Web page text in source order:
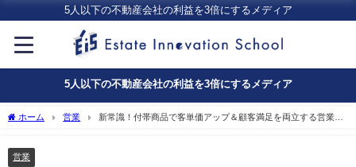
5人以下の不動産会社の利益を3倍にするメディア
5人以下の不動産会社の利益を3倍にするメディア
ホーム 営業
新常識！付帯商品で客単価アップ＆顧客満足を両立する営業戦
営業